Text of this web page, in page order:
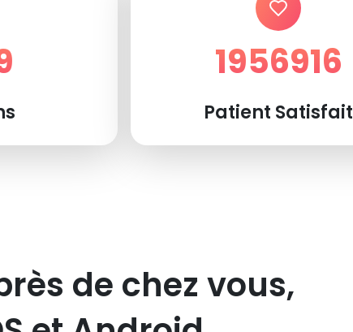
1956916
Patient Satisfait
de chez vous,